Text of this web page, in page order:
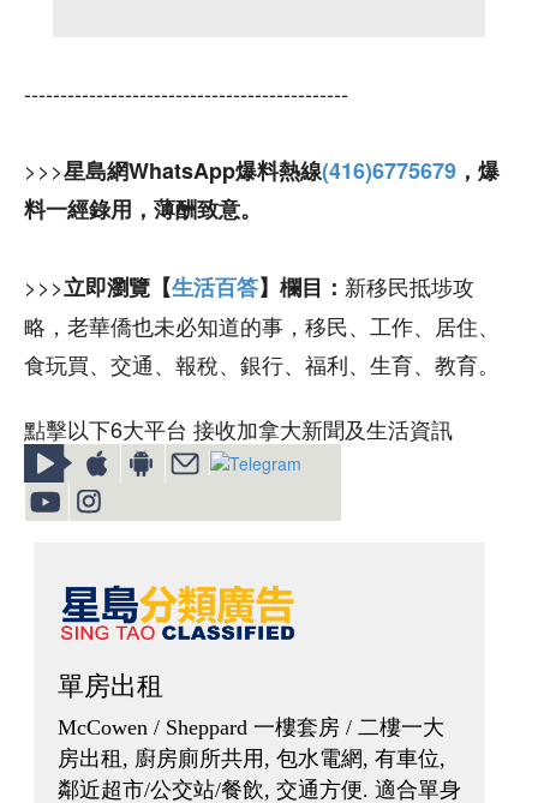
---------------------------------------------
>>>星島網WhatsApp爆料熱線(416)6775679 ，爆
料一經錄用，薄酬致意。
>>>立即瀏覽【生活百答】欄目： 新移民抵埗攻
略，老華僑也未必知道的事，移民、工作、居住、
食玩買、交通、報稅、銀行、福利、生育、教育。
點擊以下6大平台 接收加拿大新聞及生活資訊